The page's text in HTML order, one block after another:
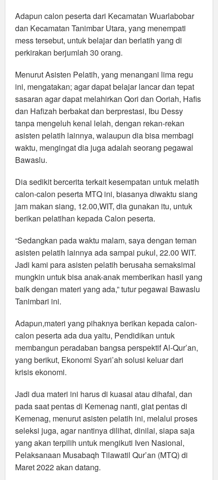
Adapun calon peserta dari Kecamatan Wuarlabobar
dan Kecamatan Tanimbar Utara, yang menempati
mess tersebut, untuk belajar dan berlatih yang di
perkirakan berjumlah 30 orang.
Menurut Asisten Pelatih, yang menangani lima regu
ini, mengatakan; agar dapat belajar lancar dan tepat
sasaran agar dapat melahirkan Qori dan Ooriah, Hafis
dan Hafizah berbakat dan berprestasi, Ibu Dessy
tanpa mengeluh kenal lelah, dengan rekan-rekan
asisten pelatih lainnya, walaupun dia bisa membagi
waktu, mengingat dia juga adalah seorang pegawai
Bawaslu.
Dia sedikit bercerita terkait kesempatan untuk melatih
calon-calon peserta MTQ ini, biasanya diwaktu siang
jam makan siang, 12.00,WIT, dia gunakan itu, untuk
berikan pelatihan kepada Calon peserta.
“Sedangkan pada waktu malam, saya dengan teman
asisten pelatih lainnya ada sampai pukul, 22.00 WIT.
Jadi kami para asisten pelatih berusaha semaksimal
mungkin untuk bisa anak-anak memberikan hasil yang
baik dengan materi yang ada,” tutur pegawai Bawaslu
Tanimbari ini.
Adapun,materi yang pihaknya berikan kepada calon-
calon peserta ada dua yaitu, Pendidikan untuk
membangun peradaban bangsa perspektif Al-Qur’an,
yang berikut, Ekonomi Syari’ah solusi keluar dari
krisis ekonomi.
Jadi dua materi ini harus di kuasai atau dihafal, dan
pada saat pentas di Kemenag nanti, giat pentas di
Kemenag, menurut asisten pelatih ini, melalui proses
seleksi juga, agar nantinya dilihat, dinilai, siapa saja
yang akan terpilih untuk mengikuti Iven Nasional,
Pelaksanaan Musabaqh Tilawatil Qur’an (MTQ) di
Maret 2022 akan datang.